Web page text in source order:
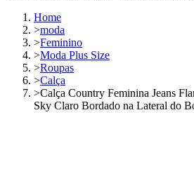
Home
>moda
>Feminino
>Moda Plus Size
>Roupas
>Calça
>Calça Country Feminina Jeans
Sky Claro Bordado na Lateral do